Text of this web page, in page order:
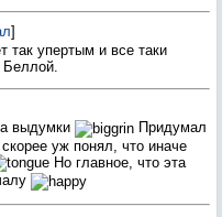
]
так упертым и все таки
Беллой.
выдумки
Придумал
уж понял, что иначе
Но главное, что эта